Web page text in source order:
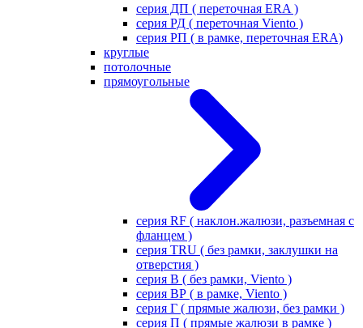
серия ДП ( переточная ERA )
серия РД ( переточная Viento )
серия РП ( в рамке, переточная ERA)
круглые
потолочные
прямоугольные
серия RF ( наклон.жалюзи, разъемная с
фланцем )
серия TRU ( без рамки, заклушки на
отверстия )
серия В ( без рамки, Viento )
серия ВР ( в рамке, Viento )
серия Г ( прямые жалюзи, без рамки )
серия П ( прямые жалюзи в рамке )